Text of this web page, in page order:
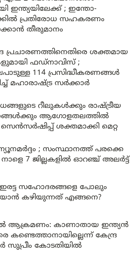
ഇന്ത്യയിലേക്ക് ; ഇന്തോ-
പ്രതിരോധ സഹകരണം
തീരുമാനം
പ്രചാരണത്തിനെതിരെ ശക്തമായ
ഫഡ്നാവിസ് ;
114 പ്രസിദ്ധീകരണങ്ങൾ
മഹാരാഷ്ട്ര സർക്കാർ
റീലുകൾക്കും രാഷ്ട്രീയ
ആഗോളതലത്തിൽ
ശക്തമാക്കി മെറ്റ
; സംസ്ഥാനത്ത് പരക്കെ
7 ജില്ലകളിൽ ഓറഞ്ച് അലർട്ട്
ഇരട്ട സഹോദരങ്ങളെ പോലും
കഴിയുന്നത് എങ്ങനെ?
ആക്രമണം: കാണാതായ ഇന്ത്യൻ
കണ്ടെത്താനായില്ലെന്ന് കേന്ദ്ര
സുപ്രീം കോടതിയിൽ